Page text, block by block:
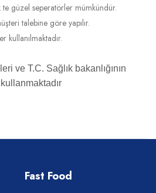
güzel seperatörler mümkündür.
talebine göre yapılır.
kullanılmaktadır.
ve T.C. Sağlık bakanlığının
Fast Food